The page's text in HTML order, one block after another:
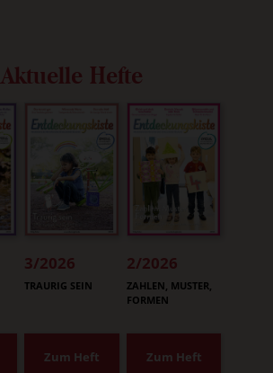
Aktuelle Hefte
3/2026
:
TRAURIG SEIN
Zum Heft
2/2026
:
ZAHLEN, MUSTER,
FORMEN
Zum Heft